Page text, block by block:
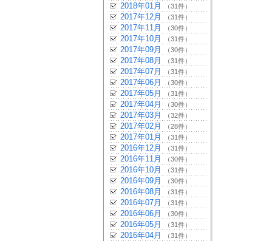
2018年01月 （31件）
2017年12月 （31件）
2017年11月 （30件）
2017年10月 （31件）
2017年09月 （30件）
2017年08月 （31件）
2017年07月 （31件）
2017年06月 （30件）
2017年05月 （31件）
2017年04月 （30件）
2017年03月 （32件）
2017年02月 （28件）
2017年01月 （31件）
2016年12月 （31件）
2016年11月 （30件）
2016年10月 （31件）
2016年09月 （30件）
2016年08月 （31件）
2016年07月 （31件）
2016年06月 （30件）
2016年05月 （31件）
2016年04月 （31件）